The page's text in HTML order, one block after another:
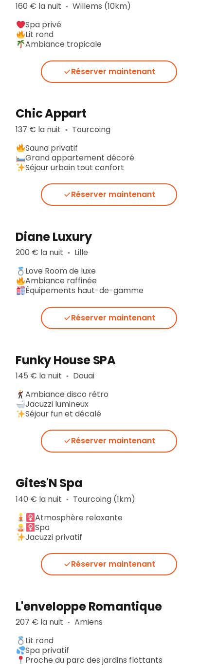
160 € la nuit ▪︎ Willems (10km)
Spa privé
Lit rond
Ambiance tropicale
Réserver maintenant
Chic Appart
137 € la nuit ▪︎ Tourcoing
Sauna privatif
Grand appartement décoré
Séjour urbain tout confort
Réserver maintenant
Diane Luxury
200 € la nuit ▪︎ Lille
Love Room de luxe
Ambiance raffinée
Équipements haut-de-gamme
Réserver maintenant
Funky House SPA
145 € la nuit ▪︎ Douai
Ambiance disco rétro
Jacuzzi lumineux
Séjour fun et décalé
Réserver maintenant
Gites'N Spa
140 € la nuit ▪︎ Tourcoing (1km)
Atmosphère relaxante
Spa
Jacuzzi privatif
Réserver maintenant
L'enveloppe Romantique
207 € la nuit ▪︎ Amiens
Lit rond
Spa privatif
Proche du parc des jardins flottants